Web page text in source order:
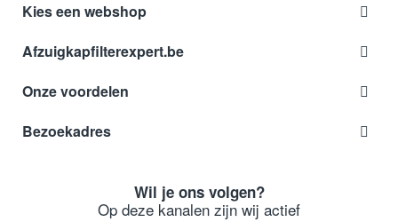
Kies een webshop
Afzuigkapfilterexpert.be
Onze voordelen
Bezoekadres
Wil je ons volgen?
Op deze kanalen zijn wij actief